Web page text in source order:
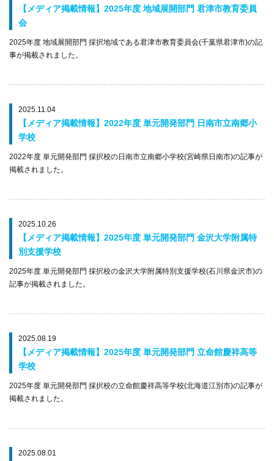
【メディア掲載情報】2025年度 地域展開部門 君津市教育委員
会
2025年度 地域展開部門 採択地域である君津市教育委員会(千葉県君津市)の記
事が掲載されました。
2025.11.04
【メディア掲載情報】2022年度 単元開発部門 日南市立南郷小
学校
2022年度 単元開発部門 採択校の日南市立南郷小学校(宮崎県日南市)の記事が
掲載されました。
2025.10.26
【メディア掲載情報】2025年度 単元開発部門 金沢大学附属特
別支援学校
2025年度 単元開発部門 採択校の金沢大学附属特別支援学校(石川県金沢市)の
記事が掲載されました。
2025.08.19
【メディア掲載情報】2025年度 単元開発部門 立命館慶祥高等
学校
2025年度 単元開発部門 採択校の立命館慶祥高等学校(北海道江別市)の記事が
掲載されました。
2025.08.01